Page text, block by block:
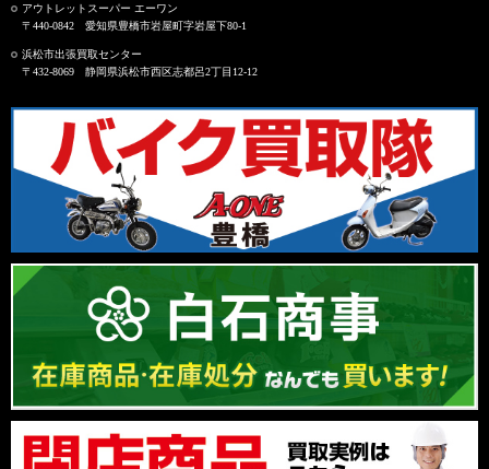
アウトレットスーパー エーワン
〒440-0842 愛知県豊橋市岩屋町字岩屋下80-1
浜松市出張買取センター
〒432-8069 静岡県浜松市西区志都呂2丁目12-12